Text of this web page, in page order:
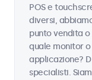
POS e
diversi,
punto vendita
quale monitor
applicazione?
specialisti.